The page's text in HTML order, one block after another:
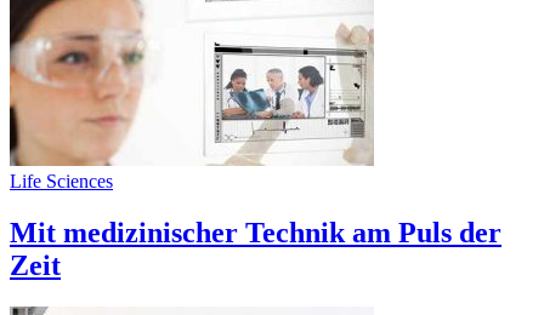
Life Sciences
Mit medizinischer Technik am Puls der
Zeit